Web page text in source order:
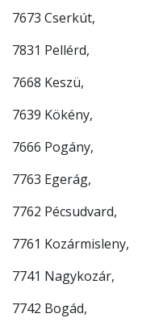
7673 Cserkút,
7831 Pellérd,
7668 Keszü,
7639 Kökény,
7666 Pogány,
7763 Egerág,
7762 Pécsudvard,
7761 Kozármisleny,
7741 Nagykozár,
7742 Bogád,